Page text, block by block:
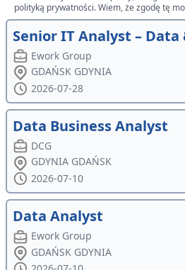
polityką prywatności. Wiem, że zgodę tę
Senior IT Analyst –
Ework Group
GDAŃSK GDYNIA
2026-07-28
Data Business Analyst
DCG
GDYNIA GDAŃSK
2026-07-10
Data Analyst
Ework Group
GDAŃSK GDYNIA